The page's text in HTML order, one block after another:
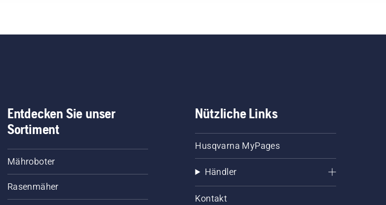
Entdecken Sie unser
Sortiment
Mähroboter
Rasenmäher
Nützliche Links
Husqvarna MyPages
Händler
Kontakt